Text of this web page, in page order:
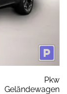
Pkw
Geländewagen